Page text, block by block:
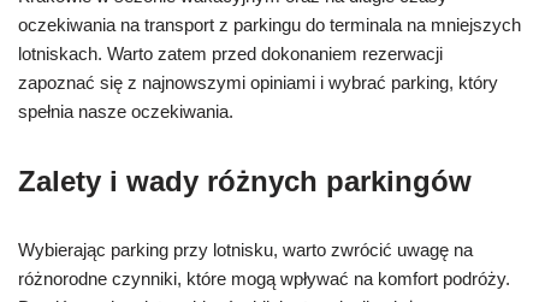
oczekiwania na transport z parkingu do terminala na mniejszych
lotniskach. Warto zatem przed dokonaniem rezerwacji
zapoznać się z najnowszymi opiniami i wybrać parking, który
spełnia nasze oczekiwania.
Zalety i wady różnych parkingów
Wybierając parking przy lotnisku, warto zwrócić uwagę na
różnorodne czynniki, które mogą wpływać na komfort podróży.